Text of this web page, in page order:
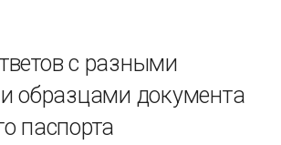
с разными
образцами документа
паспорта